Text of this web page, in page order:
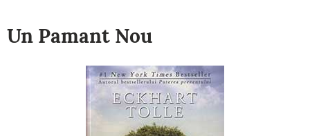
Un Pamant Nou